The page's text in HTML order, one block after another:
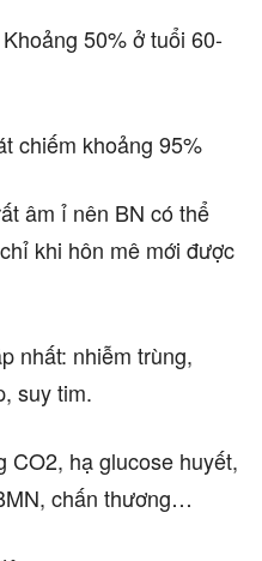
50% ở tuổi 60-
chiếm khoảng 95%
âm ỉ nên BN có thể
khi hôn mê mới được
nhất: nhiễm trùng,
suy tim.
CO2, hạ glucose huyết,
chấn thương…